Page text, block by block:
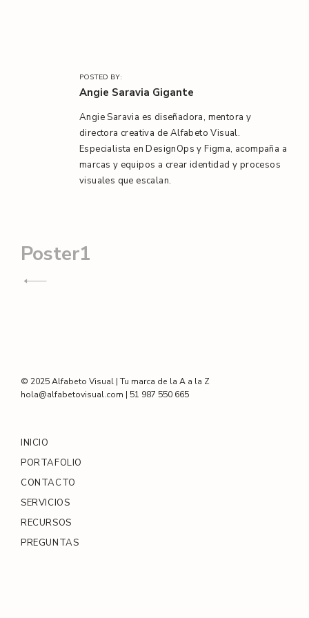
POSTED BY:
Angie Saravia Gigante
Angie Saravia es diseñadora, mentora y
directora creativa de Alfabeto Visual.
Especialista en DesignOps y Figma, acompaña a
marcas y equipos a crear identidad y procesos
visuales que escalan.
Navegación
de
Poster1
© 2025 Alfabeto Visual | Tu marca de la A a la Z
hola@alfabetovisual.com | 51 987 550 665
INICIO
PORTAFOLIO
CONTACTO
SERVICIOS
RECURSOS
PREGUNTAS